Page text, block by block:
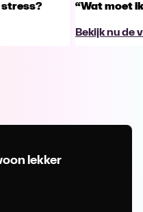
stress? “Wat moet
Bekijk nu de
lekker